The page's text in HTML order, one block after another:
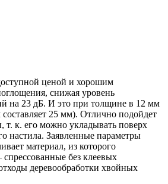
ценой и хорошим
снижая уровень
на 23 дБ. И это при толщине в 12 мм
25 мм). Отлично подойдет
т. к. его можно укладывать поверх
настила. Заявленные параметры
материал, из которого
без клеевых
деревообработки хвойных